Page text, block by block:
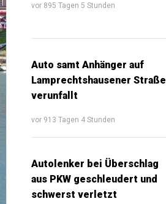
vor 895 Tagen 5 Stunden
Auto samt Anhänger auf
Lamprechtshausener Straße
verunfallt
vor 913 Tagen 4 Stunden
Autolenker bei Überschlag
aus PKW geschleudert und
schwerst verletzt